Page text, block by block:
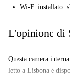
Wi-Fi installato:
L'opinione di
Questa camera
letto a Lisbona è